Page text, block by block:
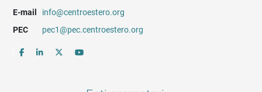
E-mail
info@centroestero.org
PEC
pec1@pec.centroestero.org